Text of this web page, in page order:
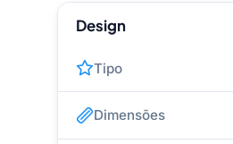
Design
Tipo
Dimensões